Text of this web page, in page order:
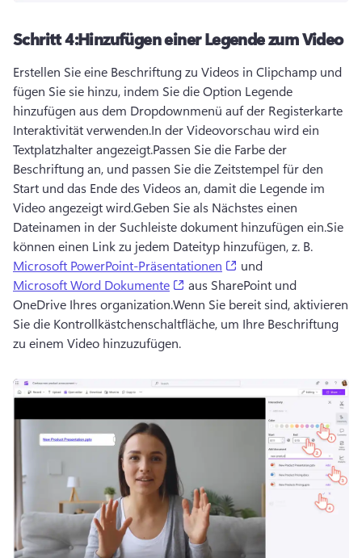
Schritt 4:Hinzufügen einer Legende zum Video
Erstellen Sie eine Beschriftung zu Videos in Clipchamp und
fügen Sie sie hinzu, indem Sie die Option Legende
hinzufügen aus dem Dropdownmenü auf der Registerkarte
Interaktivität verwenden.In der Videovorschau wird ein
Textplatzhalter angezeigt.Passen Sie die Farbe der
Beschriftung an, und passen Sie die Zeitstempel für den
Start und das Ende des Videos an, damit die Legende im
Video angezeigt wird.Geben Sie als Nächstes einen
Dateinamen in der Suchleiste dokument hinzufügen ein.Sie
können einen Link zu jedem Dateityp hinzufügen, z. B.
Microsoft PowerPoint-Präsentationen
(opens in a new tab)
und
Microsoft Word Dokumente
(opens in a new tab)
aus SharePoint und
OneDrive Ihres organization.Wenn Sie bereit sind, aktivieren
Sie die Kontrollkästchenschaltfläche, um Ihre Beschriftung
zu einem Video hinzuzufügen.